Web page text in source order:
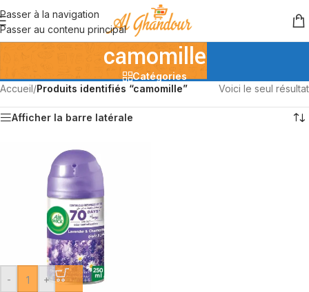
Passer à la navigation
Passer au contenu principal
camomille
Catégories
Accueil/Produits identifiés “camomille” Voici le seul résultat
Afficher la barre latérale
- +